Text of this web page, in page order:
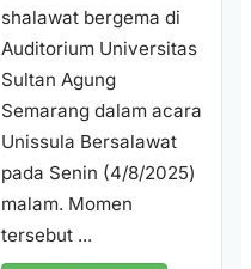
shalawat bergema di
Auditorium Universitas
Sultan Agung
Semarang dalam acara
Unissula Bersalawat
pada Senin (4/8/2025)
malam. Momen
tersebut ...